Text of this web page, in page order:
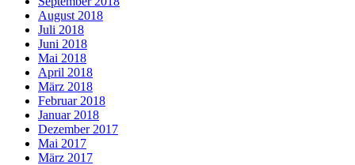
August 2018
Juli 2018
Juni 2018
Mai 2018
April 2018
März 2018
Februar 2018
Januar 2018
Dezember 2017
Mai 2017
März 2017